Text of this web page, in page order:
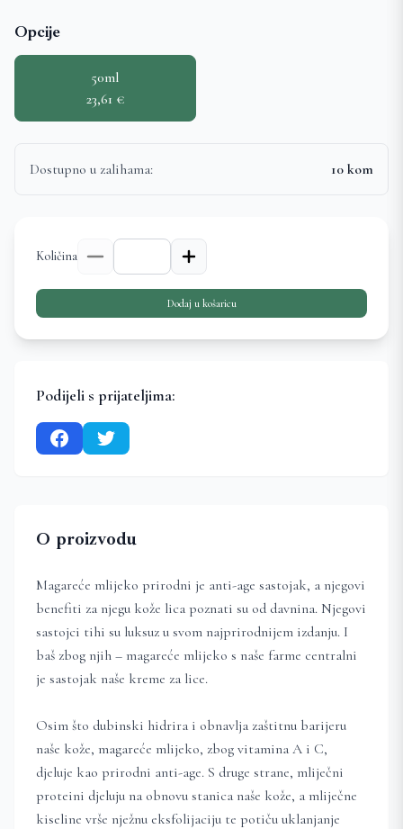
Opcije
50ml
23,61 €
Dostupno u zalihama: 10 kom
Količina
Dodaj u košaricu
Podijeli s prijateljima:
O proizvodu
Magareće mlijeko prirodni je anti-age sastojak, a njegovi
benefiti za njegu kože lica poznati su od davnina. Njegovi
sastojci tihi su luksuz u svom najprirodnijem izdanju. I
baš zbog njih – magareće mlijeko s naše farme centralni
je sastojak naše kreme za lice.
Osim što dubinski hidrira i obnavlja zaštitnu barijeru
naše kože, magareće mlijeko, zbog vitamina A i C,
djeluje kao prirodni anti-age. S druge strane, mliječni
proteini djeluju na obnovu stanica naše kože, a mliječne
kiseline vrše nježnu eksfolijaciju te potiču uklanjanje